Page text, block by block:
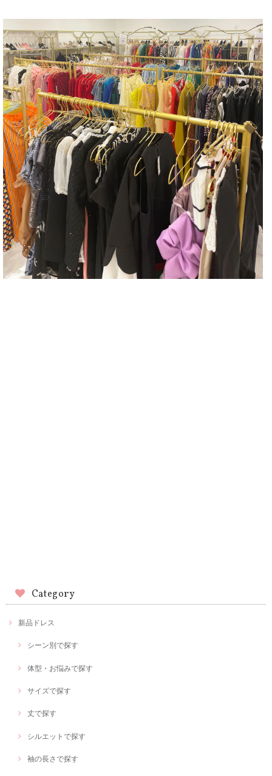
Category
新品ドレス
シーン別で探す
体型・お悩みで探す
サイズで探す
丈で探す
シルエットで探す
袖の長さで探す